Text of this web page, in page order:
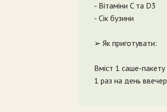
- Вітаміни C та D3
- Сік бузини
➢ Як приготувати:
Вміст 1 саше-
1 раз на день